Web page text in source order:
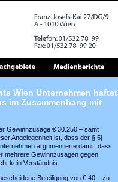
Wien Unternehmen haftet
im Zusammenhang mit
Gewinnzusage € 30.250,– samt
Angelegenheit ist, dass der § 5j
argumentierte damit, dass
mehrere Gewinnzusagen gegen
kein Verständnis.
Beteiligung von € 40,– zu